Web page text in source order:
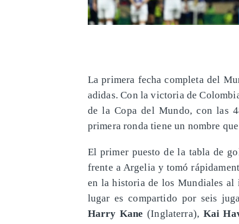
La primera fecha completa del
adidas. Con la victoria de
de la Copa del Mundo, con las
primera ronda tiene un nombre
El primer puesto de la tabla de
frente a Argelia y tomó
en la historia de los Mundiales al
lugar es compartido por seis
Harry Kane (Inglaterra), Kai